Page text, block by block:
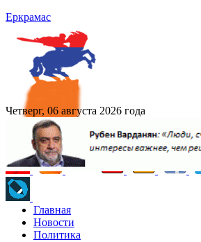
Еркрамас
Четверг, 06 августа 2026 года
Главная
Новости
Политика